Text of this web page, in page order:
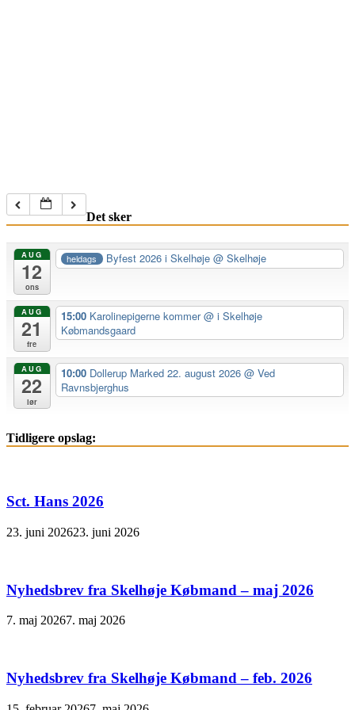
Det sker
AUG
12
ons
heldags Byfest 2026 i Skelhøje@ Skelhøje
AUG
21
fre
15:00 Karolinepigerne kommer@ i Skelhøje
Købmandsgaard
AUG
22
lør
10:00 Dollerup Marked 22. august 2026 @ Ved
Ravnsbjerghus
Tidligere opslag:
Sct. Hans 2026
23. juni 202623. juni 2026
Nyhedsbrev fra Skelhøje Købmand – maj 2026
7. maj 20267. maj 2026
Nyhedsbrev fra Skelhøje Købmand – feb. 2026